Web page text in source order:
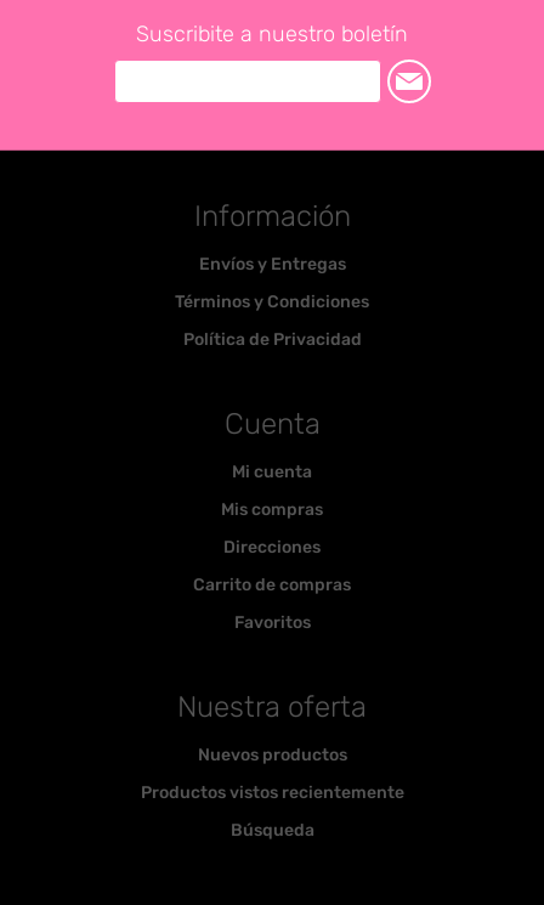
Suscribite a nuestro boletín
Información
Envíos y Entregas
Términos y Condiciones
Política de Privacidad
Cuenta
Mi cuenta
Mis compras
Direcciones
Carrito de compras
Favoritos
Nuestra oferta
Nuevos productos
Productos vistos recientemente
Búsqueda